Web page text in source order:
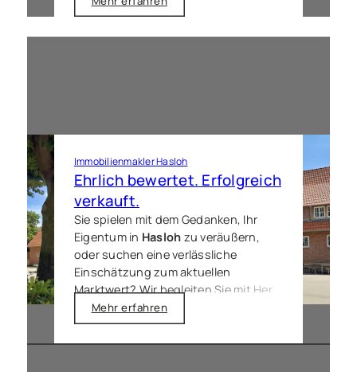
„Dorf im Grünen“. Verlassen Sie sich
auf eine Zusammenarbeit, die von
Immobilienmakler Hasloh
Ehrlich bewertet. Erfolgreich
verkauft.
Sie spielen mit dem Gedanken, Ihr
Eigentum in Hasloh zu veräußern,
oder suchen eine verlässliche
Einschätzung zum aktuellen
Marktwert? Wir begleiten Sie mit Herz
und Verstand durch den gesamten
Verkaufsprozess in dieser
lebenswerten Gemeinde. Unser
Mehr erfahren